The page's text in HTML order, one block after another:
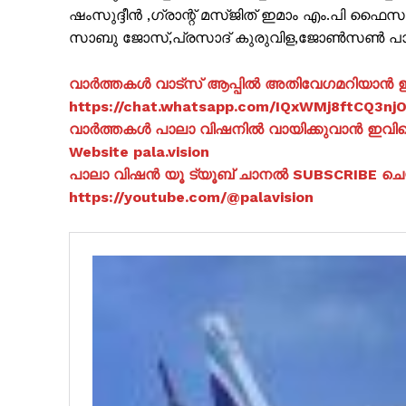
ഷംസുദ്ദീൻ ,ഗ്രാന്റ് മസ്ജിത് ഇമാം എം.പി
സാബു ജോസ്,പ്രസാദ് കുരുവിള,ജോൺസൺ
വാർത്തകൾ വാട്സ് ആപ്പിൽ
https://chat.whatsapp.com/
വാർത്തകൾ പാലാ വിഷനിൽ വായിക്കുവാൻ
Website pala.vision
പാലാ വിഷൻ യൂ ട്യൂബ് ചാനൽ SUBSCRIBE
https://youtube.com/@palavision